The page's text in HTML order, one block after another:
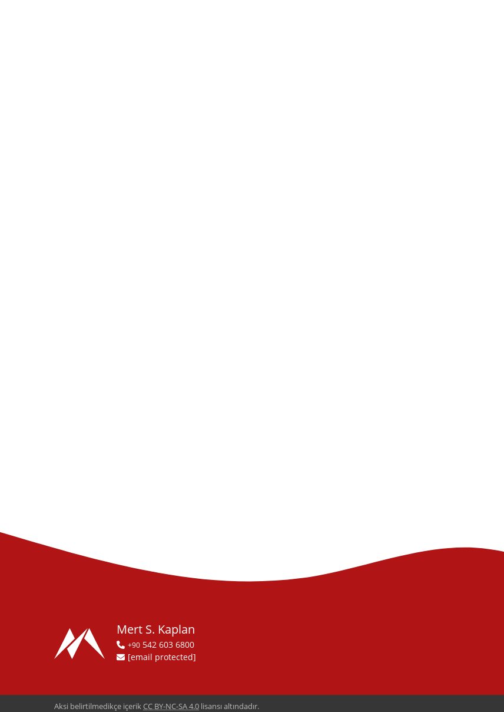
Mert S. Kaplan
+90 542 603 6800
[email protected]
Aksi belirtilmedikçe içerikCC BY-NC-SA 4.0 lisansı altındadır.